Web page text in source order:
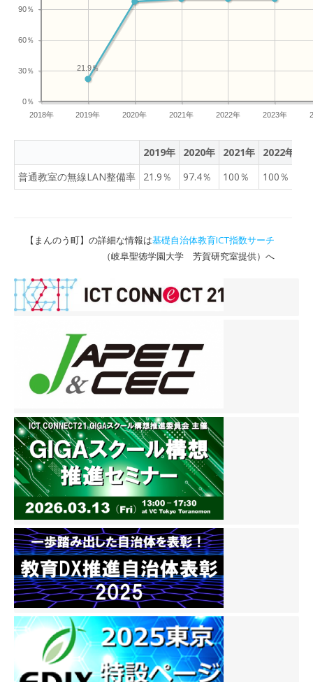
2018年 2019年 2020年 2021年 2022年 2023年
0％
30％
60％
90％
21.9％
2019年 2020年 2021年 2022年
普通教室の無線LAN整備率
21.9％ 97.4％ 100％ 100％
【まんのう町】の詳細な情報は基礎自治体教育ICT指数サーチ
（岐阜聖徳学園大学 芳賀研究室提供）へ